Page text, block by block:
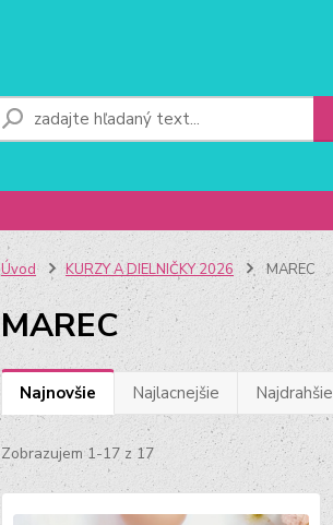
Úvod KURZY A DIELNIČKY 2026 MAREC
MAREC
Najnovšie Najlacnejšie Najdrahšie
Zobrazujem 1-17 z 17